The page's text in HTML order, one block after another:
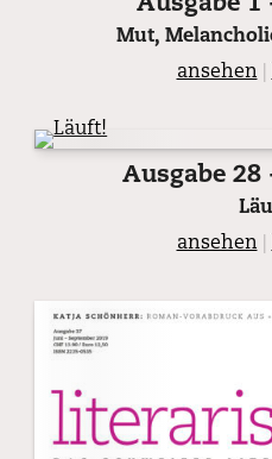
Mut,
ansehen
Ausgabe 28
ansehen